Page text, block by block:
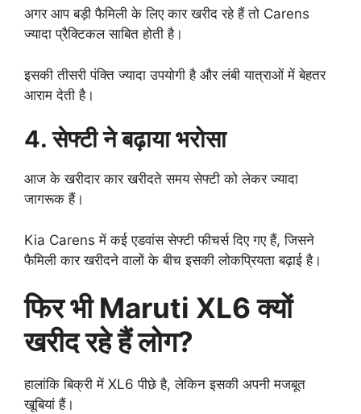
अगर आप बड़ी फैमिली के लिए कार खरीद रहे हैं तो Carens
ज्यादा प्रैक्टिकल साबित होती है।
इसकी तीसरी पंक्ति ज्यादा उपयोगी है और लंबी यात्राओं में बेहतर
आराम देती है।
4. सेफ्टी ने बढ़ाया भरोसा
आज के खरीदार कार खरीदते समय सेफ्टी को लेकर ज्यादा
जागरूक हैं।
Kia Carens में कई एडवांस सेफ्टी फीचर्स दिए गए हैं, जिसने
फैमिली कार खरीदने वालों के बीच इसकी लोकप्रियता बढ़ाई है।
फिर भी Maruti XL6 क्यों
खरीद रहे हैं लोग?
हालांकि बिक्री में XL6 पीछे है, लेकिन इसकी अपनी मजबूत
खूबियां हैं।